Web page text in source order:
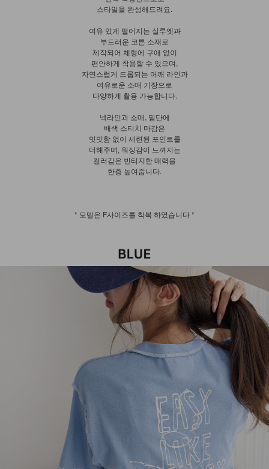
스타일을 완성해드려요.
여유 있게 떨어지는 실루엣과
부드러운 코튼 소재로
제작되어 체형에 구애 없이
편안하게 착용할 수 있으며,
자연스럽게 드롭되는 어깨 라인과
여유로운 소매 기장으로
다양하게 활용 가능합니다.
넥라인과 소매, 밑단에
배색 스티치 마감은
밋밋함 없이 세련된 포인트를
더해주며, 워싱감이 느껴지는
컬러감은 빈티지한 매력을
한층 높여줍니다.
* 모델은 F사이즈를 착복 하였습니다 *